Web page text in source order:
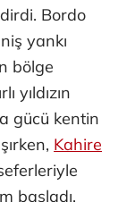
Bordo
yankı
bölge
yıldızın
gücü kentin
Kahire
başladı.